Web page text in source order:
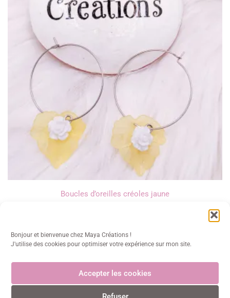
Bonjour et bienvenue chez Maya Créations !
J'utilise des cookies pour optimiser votre expérience sur mon site.
Accepter les cookies
Boucles d’oreilles créoles jaune
Maya Créations